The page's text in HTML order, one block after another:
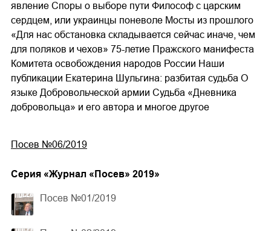
явление Споры о выборе пути Философ с царским
сердцем, или украинцы поневоле Мосты из прошлого
«Для нас обстановка складывается сейчас иначе, чем
для поляков и чехов» 75-летие Пражского манифеста
Комитета освобождения народов России Наши
публикации Екатерина Шульгина: разбитая судьба О
языке Добровольческой армии Судьба «Дневника
добровольца» и его автора и многое другое
Посев №06/2019
Cерия «Журнал «Посев» 2019»
Посев №01/2019